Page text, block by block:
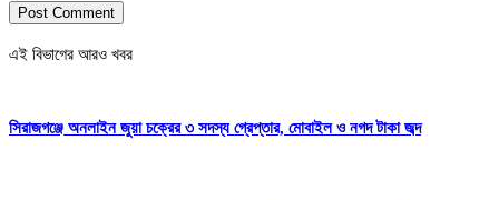
এই বিভাগের আরও খবর
সিরাজগঞ্জে অনলাইন জুয়া চক্রের ৩ সদস্য গ্রেপ্তার, মোবাইল ও নগদ টাকা জব্দ